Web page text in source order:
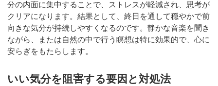
分の内面に集中することで、ストレスが軽減され、思考が
クリアになります。結果として、終日を通して穏やかで前
向きな気分が持続しやすくなるのです。静かな音楽を聞き
ながら、または自然の中で行う瞑想は特に効果的で、心に
安らぎをもたらします。
いい気分を阻害する要因と対処法